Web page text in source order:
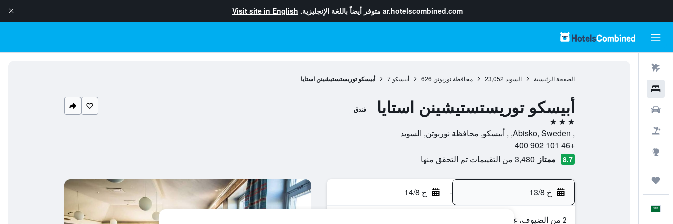
ar.hotelscombined.com متوفر أيضاً باللغة الإنجليزية. Visit site in English
الصفحة الرئيسية السويد 23,052 محافظة نوربوتن 626 أبيسكو 7 أبيسكو توريستستيشينن استايا
أبيسكو توريستستيشينن استايا فندق
3 نجوم
, Abisko, Sweden, , أبيسكو, محافظة نوربوتن, السويد
+46 101 902 400
8.7 ممتاز 3,480 من التقييمات تم التحقق منها
خ 13/8 - ج 14/8
2 من الضيوف، غرفة واحدة